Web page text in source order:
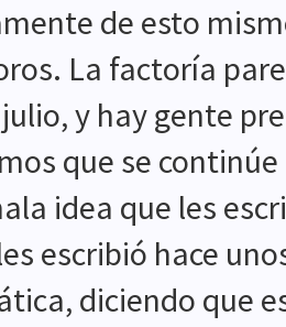
de esto
La factoría
y hay gente
que se
idea que les
escribió hace
diciendo que